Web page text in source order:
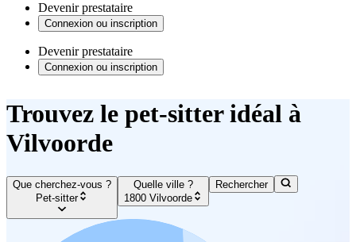
Devenir prestataire
Connexion ou inscription
Devenir prestataire
Connexion ou inscription
Trouvez le pet-sitter idéal à
Vilvoorde
Que cherchez-vous ?
Pet-sitter
Quelle ville ?
1800 Vilvoorde
Rechercher